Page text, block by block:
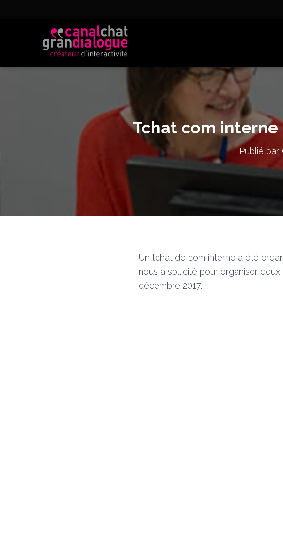
Tchat com interne
Publié par
Un tchat de com interne a été
nous a sollicité pour organiser deux
décembre 2017.